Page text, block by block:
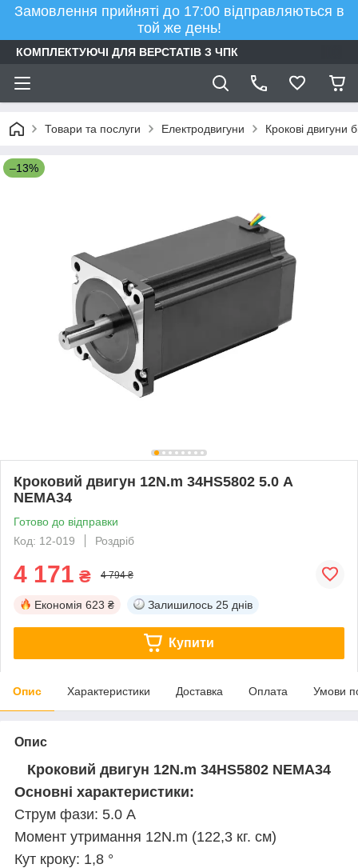
Замовлення прийняті до 17:00 відправляються в
той же день!
КОМПЛЕКТУЮЧІ ДЛЯ ВЕРСТАТІВ З ЧПК
Товари та послуги Електродвигуни Крокові двигуни
–13%
Кроковий двигун 12N.m 34HS5802 5.0 А
NEMA34
Готово до відправки
Код: 12-019
Роздріб
4 171 ₴ 4 794 ₴
Економія 623 ₴ Залишилось 25 днів
Купити
Опис Характеристики Доставка Оплата Умови
Опис
Кроковий двигун 12N.m 34HS5802 NEMA34
Основні характеристики:
Струм фази: 5.0 А
Момент утримання 12N.m (122,3 кг. см)
Кут кроку: 1,8 °